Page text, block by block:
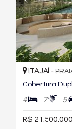
ITAJAÍ -
Cobertura
4 7 5
R$ 21.500.000,